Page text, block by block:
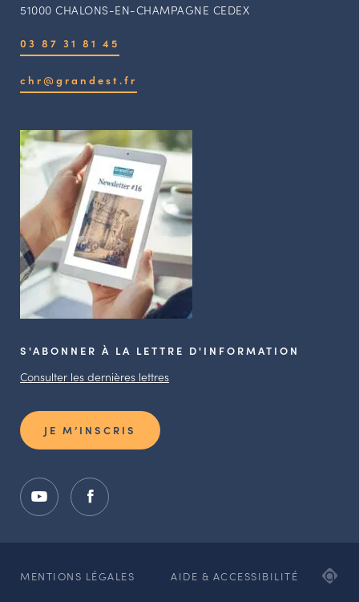
51000 CHALONS-EN-CHAMPAGNE CEDEX
03 87 31 81 45
chr@grandest.fr
S'ABONNER À LA LETTRE D'INFORMATION
Consulter les dernières lettres
JE M’INSCRIS
MENTIONS LÉGALES AIDE & ACCESSIBILITÉ